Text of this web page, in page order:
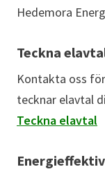
Hedemora
Teckna
Kontakta oss
tecknar elavtal
Teckna elavtal